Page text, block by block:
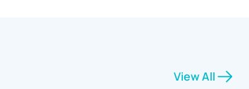
View All